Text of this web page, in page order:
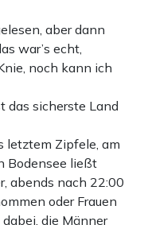
aber dann
war’s echt,
noch kann ich
das sicherste Land
letztem Zipfele, am
Bodensee ließt
abends nach 22:00
oder Frauen
die Männer